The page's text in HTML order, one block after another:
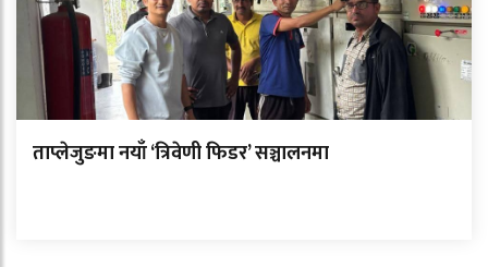
ताप्लेजुङमा नयाँ ‘त्रिवेणी फिडर’ सञ्चालनमा